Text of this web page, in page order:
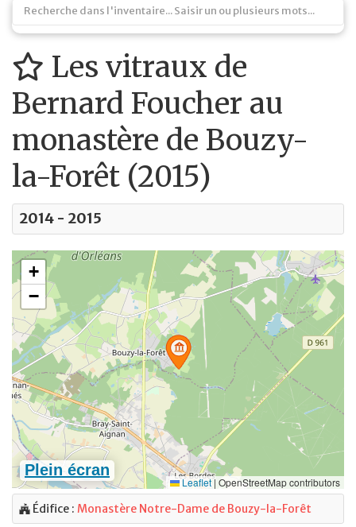
Les vitraux de
Bernard Foucher au
monastère de Bouzy-
la-Forêt (2015)
2014 - 2015
Édifice : Monastère Notre-Dame de Bouzy-la-Forêt